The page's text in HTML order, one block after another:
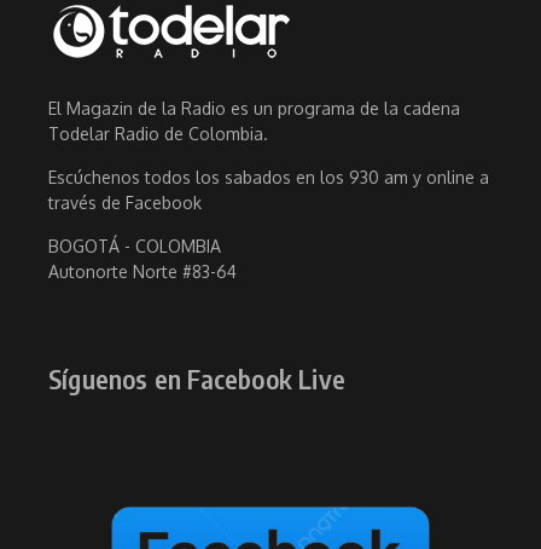
El Magazin de la Radio es un programa de la cadena
Todelar Radio de Colombia.
Escúchenos todos los sabados en los 930 am y online a
través de Facebook
BOGOTÁ - COLOMBIA
Autonorte Norte #83-64
Síguenos en Facebook Live